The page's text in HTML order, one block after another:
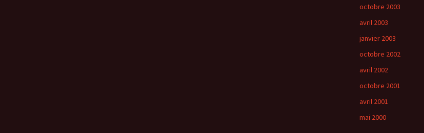
octobre 2003
avril 2003
janvier 2003
octobre 2002
avril 2002
octobre 2001
avril 2001
mai 2000